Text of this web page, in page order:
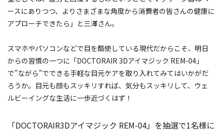
ースにありつつ、よりさまざまな角度から消費者の皆さんの健康に
アプローチできたら」と三澤さん。
スマホやパソコンなどで目を酷使している現代だからこそ、明日
からの習慣の一つに「DOCTORAIR 3Dアイマジック REM-04」
で”ながら”でできる手軽な目元ケアを取り入れてみてはいかがだ
ろうか。目元も顔もスッキリすれば、気分もスッキリして、ウェ
ルビーイングな生活に一歩近づくはず！
「DOCTORAIR3Dアイマジック REM-04」を抽選で1名様に